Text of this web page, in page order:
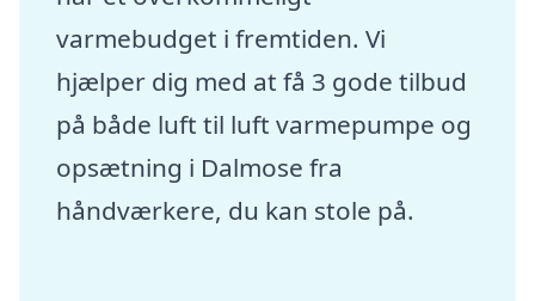
varmebudget i fremtiden. Vi
hjælper dig med at få 3 gode tilbud
på både luft til luft varmepumpe og
opsætning i Dalmose fra
håndværkere, du kan stole på.